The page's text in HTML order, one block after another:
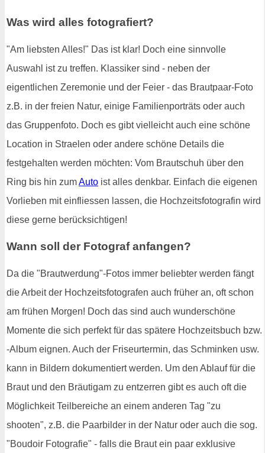
Was wird alles fotografiert?
"Am liebsten Alles!" Das ist klar! Doch eine sinnvolle
Auswahl ist zu treffen. Klassiker sind - neben der
eigentlichen Zeremonie und der Feier - das Brautpaar-Foto
z.B. in der freien Natur, einige Familienporträts oder auch
das Gruppenfoto. Doch es gibt vielleicht auch eine schöne
Location in Straelen oder andere schöne Details die
festgehalten werden möchten: Vom Brautschuh über den
Ring bis hin zumAuto ist alles denkbar. Einfach die eigenen
Vorlieben mit einfliessen lassen, die Hochzeitsfotografin wird
diese gerne berücksichtigen!
Wann soll der Fotograf anfangen?
Da die "Brautwerdung"-Fotos immer beliebter werden fängt
die Arbeit der Hochzeitsfotografen auch früher an, oft schon
am frühen Morgen! Doch das sind auch wunderschöne
Momente die sich perfekt für das spätere Hochzeitsbuch bzw.
-Album eignen. Auch der Friseurtermin, das Schminken usw.
kann in Bildern dokumentiert werden. Um den Ablauf für die
Braut und den Bräutigam zu entzerren gibt es auch oft die
Möglichkeit Teilbereiche an einem anderen Tag "zu
shooten", z.B. die Paarbilder in der Natur oder auch die sog.
"Boudoir Fotografie" - falls die Braut ein paar exklusive